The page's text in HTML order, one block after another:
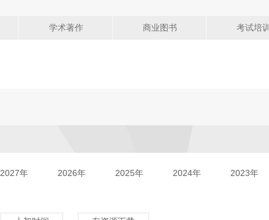
学术著作 商业图书 考试培训
2027年 2026年 2025年 2024年 2023年